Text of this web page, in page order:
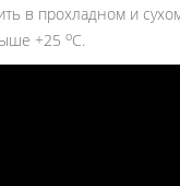
в прохладном и
+25 оС.